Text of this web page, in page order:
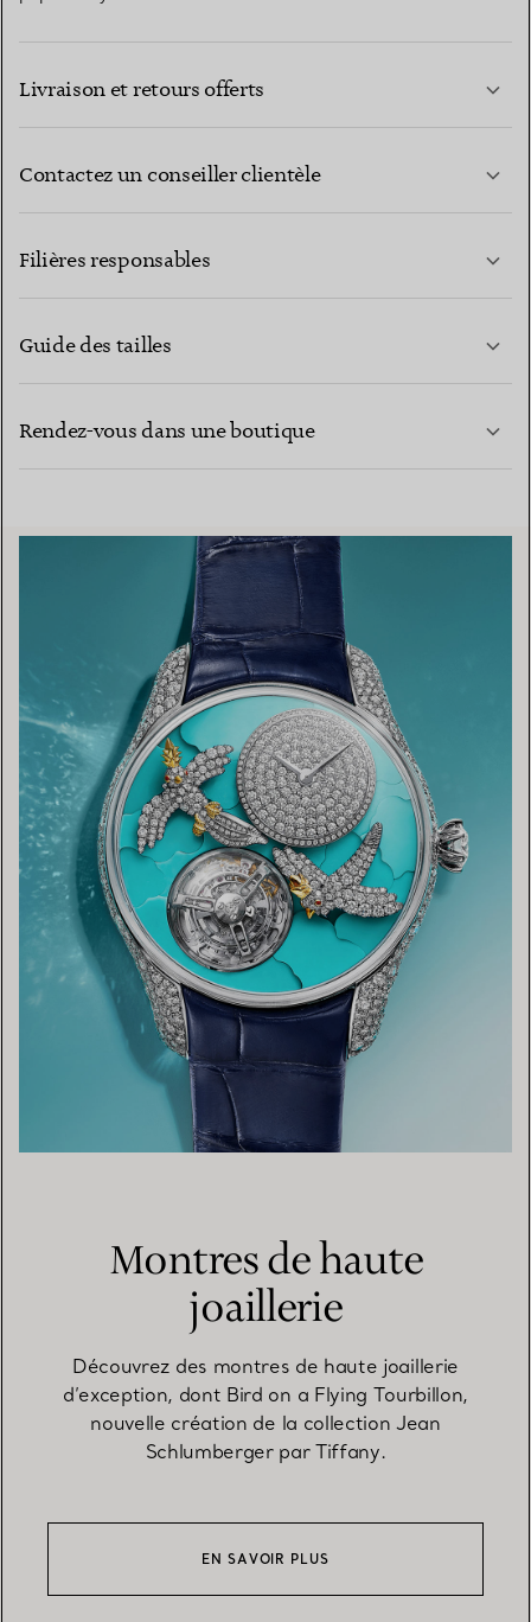
Livraison et retours offerts
Contactez un conseiller clientèle
Filières responsables
Guide des tailles
Rendez-vous dans une boutique
TROUVEZ LA BOUTIQUE LA PLUS PROCHE
Montres de haute
joaillerie
Découvrez des montres de haute joaillerie
d’exception, dont Bird on a Flying Tourbillon,
nouvelle création de la collection Jean
Schlumberger par Tiffany.
EN SAVOIR PLUS